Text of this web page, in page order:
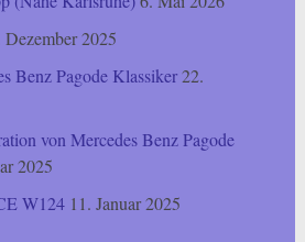
Dezember 2025
Benz Pagode Klassiker22.
von Mercedes Benz Pagode
2025
W124 11. Januar 2025